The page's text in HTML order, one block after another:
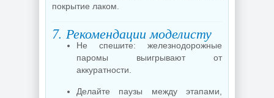
покрытие лаком.
7. Рекомендации моделисту
Не спешите: железнодорожные
паромы выигрывают от
аккуратности.
Делайте паузы между этапами,